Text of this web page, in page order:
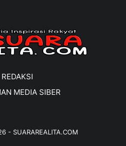
REDAKSI
MEDIA SIBER
- SUARAREALITA.COM